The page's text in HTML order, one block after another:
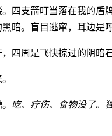
四支箭叮当落在我的盾
暗。盲目逃窜，耳边是
四周是飞快掠过的阴暗石
吃。疗伤。食物没了。